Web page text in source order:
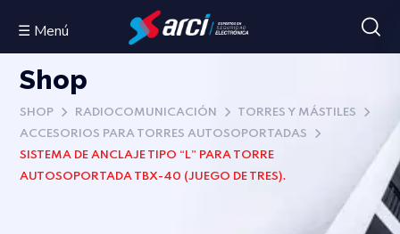
☰ Menú
Shop
SHOP RADIOCOMUNICACIÓN
TORRES Y MÁSTILES
ACCESORIOS PARA TORRES AUTOSOPORTADAS
SISTEMA DE ANCLAJE TIPO “L” PARA TORRE
AUTOSOPORTADA TBX-40 (JUEGO DE TRES).